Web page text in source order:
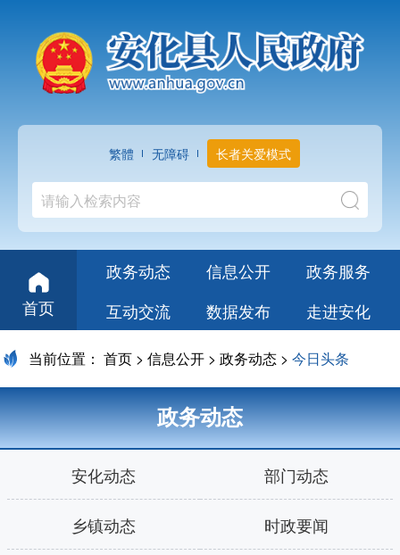
繁體 无障碍 长者关爱模式
首页
政务动态 信息公开
政务服务
互动交流
数据发布 走进安化
当前位置： 首页 > 信息公开 > 政务动态 > 今日头条
政务动态
安化动态 部门动态
乡镇动态 时政要闻